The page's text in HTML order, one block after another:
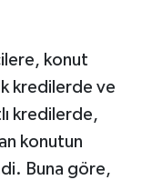
konut
kredilerde ve
kredilerde,
konutun
Buna göre,